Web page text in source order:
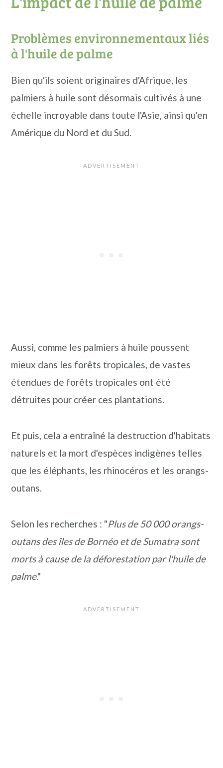
Problèmes environnementaux liés
à l'huile de palme
Bien qu'ils soient originaires d'Afrique, les
palmiers à huile sont désormais cultivés à une
échelle incroyable dans toute l'Asie, ainsi qu'en
Amérique du Nord et du Sud.
Aussi, comme les palmiers à huile poussent
mieux dans les forêts tropicales, de vastes
étendues de forêts tropicales ont été
détruites pour créer ces plantations.
Et puis, cela a entraîné la destruction d'habitats
naturels et la mort d'espèces indigènes telles
que les éléphants, les rhinocéros et les orangs-
outans.
Selon les recherches : "Plus de 50 000 orangs-
outans des îles de Bornéo et de Sumatra sont
morts à cause de la déforestation par l'huile de
palme."